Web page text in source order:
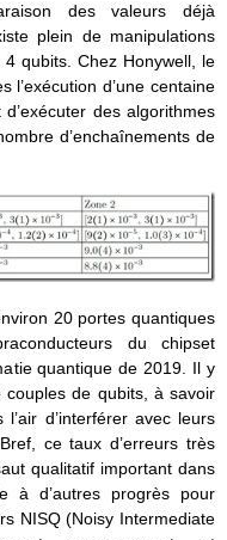
des valeurs déjà
plein de manipulations
qubits. Chez Honywell, le
l’exécution d’une centaine
des algorithmes
d’enchaînements de
20 portes quantiques
du chipset
quantique de 2019. Il y
couples de qubits, à savoir
d’interférer avec leurs
ce taux d’erreurs très
qualitatif important dans
à d’autres progrès pour
NISQ (Noisy Intermediate